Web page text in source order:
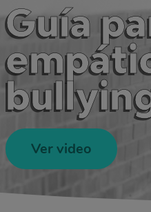
Guía
Ver video